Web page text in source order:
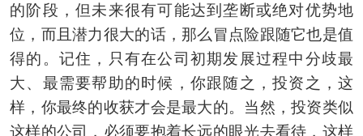
的阶段，但未来很有可能达到垄断或绝对优势地
位，而且潜力很大的话，那么冒点险跟随它也是值
得的。记住，只有在公司初期发展过程中分歧最
大、最需要帮助的时候，你跟随之，投资之，这
样，你最终的收获才会是最大的。当然，投资类似
这样的公司，必须要抱着长远的眼光去看待，这样